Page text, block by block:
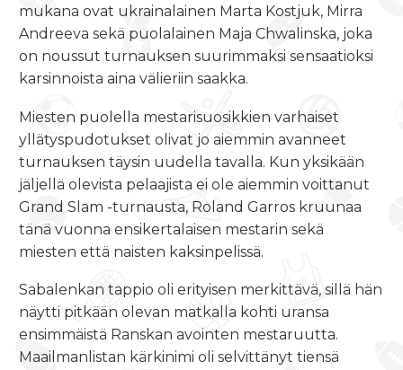
mukana ovat ukrainalainen Marta Kostjuk, Mirra
Andreeva sekä puolalainen Maja Chwalinska, joka
on noussut turnauksen suurimmaksi sensaatioksi
karsinnoista aina välieriin saakka.
Miesten puolella mestarisuosikkien varhaiset
yllätyspudotukset olivat jo aiemmin avanneet
turnauksen täysin uudella tavalla. Kun yksikään
jäljellä olevista pelaajista ei ole aiemmin voittanut
Grand Slam -turnausta, Roland Garros kruunaa
tänä vuonna ensikertalaisen mestarin sekä
miesten että naisten kaksinpelissä.
Sabalenkan tappio oli erityisen merkittävä, sillä hän
näytti pitkään olevan matkalla kohti uransa
ensimmäistä Ranskan avointen mestaruutta.
Maailmanlistan kärkinimi oli selvittänyt tiensä